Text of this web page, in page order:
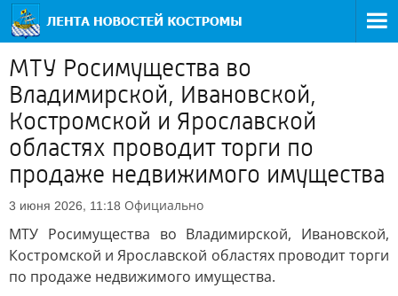
МТУ Росимущества во
Владимирской, Ивановской,
Костромской и Ярославской
областях проводит торги по
продаже недвижимого имущества
3 июня 2026, 11:18 Официально
МТУ Росимущества во Владимирской, Ивановской,
Костромской и Ярославской областях проводит торги
по продаже недвижимого имущества.